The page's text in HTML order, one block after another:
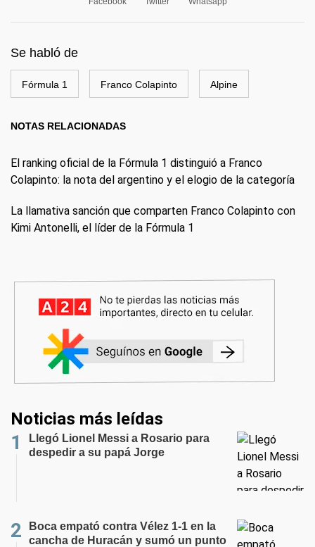
Se habló de
Fórmula 1 Franco Colapinto Alpine
NOTAS RELACIONADAS
El ranking oficial de la Fórmula 1 distinguió a Franco
Colapinto: la nota del argentino y el elogio de la categoría
La llamativa sanción que comparten Franco Colapinto con
Kimi Antonelli, el líder de la Fórmula 1
Noticias más leídas
Llegó Lionel Messi a Rosario para
despedir a su papá Jorge
Boca empató contra Vélez 1-1 en la
cancha de Huracán y sumó un punto